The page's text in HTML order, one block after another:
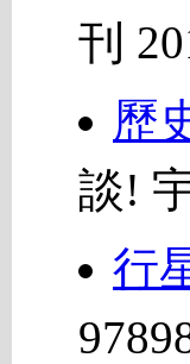
刊
歷
談!
行